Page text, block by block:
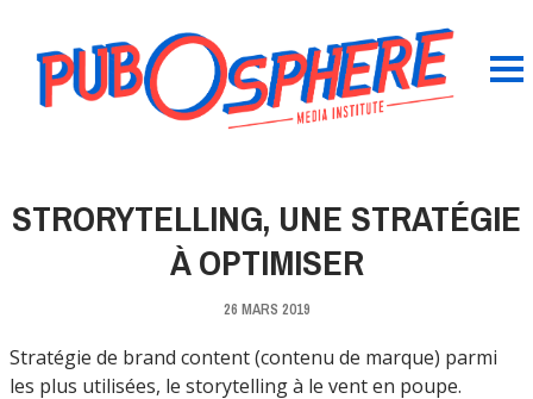
STRORYTELLING, UNE STRATÉGIE
À OPTIMISER
26 MARS 2019
Stratégie de brand content (contenu de marque) parmi
les plus utilisées, le storytelling à le vent en poupe.